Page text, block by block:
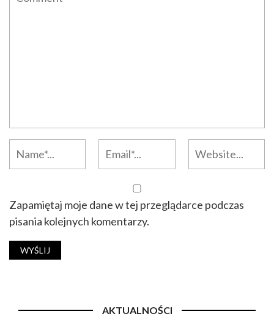
Zapamiętaj moje dane w tej przeglądarce podczas
pisania kolejnych komentarzy.
AKTUALNOŚCI